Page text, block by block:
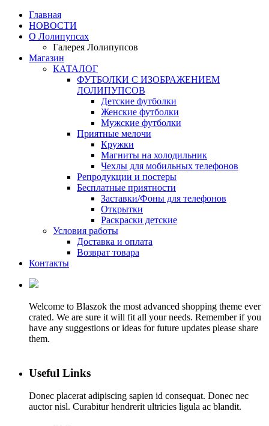
Главная
НОВОСТИ
О Лолипупсах
Галерея Лолипупсов
Магазин
КАТАЛОГ
ФУТБОЛКИ С ИЗОБРАЖЕНИЕМ
ЛОЛИПУПСОВ
Детские футболки
Женские футболки
Мужские футболки
Приятные мелочи
Кружки
Магниты на холодильник
Чехлы для мобильных телефонов
Репродукции и постеры
Бесплатные приятности
Заставки/Фоны для телефонов
Открытки
Раскраски детские
Условия работы
Доставка и оплата
Возврат товара
Контакты
Welcome to Blaszok the most advanced shopping theme ever
crated. We are sure it will fit all your needs. Remember if you
have any suggestions or ideas for future updates please share
them.
Useful Links
Donec placerat adipiscing sapien id consequat. Donec nec
auctor nisl. Curabitur hendrerit ultricies ligula ac blandit.